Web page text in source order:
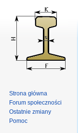
Strona główna
Forum społeczności
Ostatnie zmiany
Pomoc